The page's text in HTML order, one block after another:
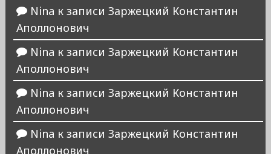
Nina к записи Заржецкий Константин
Аполлонович
Nina к записи Заржецкий Константин
Аполлонович
Nina к записи Заржецкий Константин
Аполлонович
Nina к записи Заржецкий Константин
Аполлонович